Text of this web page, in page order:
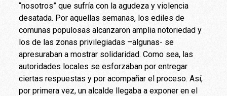
“nosotros” que sufría con la agudeza y violencia
desatada. Por aquellas semanas, los ediles de
comunas populosas alcanzaron amplia notoriedad y
los de las zonas privilegiadas –algunas- se
apresuraban a mostrar solidaridad. Como sea, las
autoridades locales se esforzaban por entregar
ciertas respuestas y por acompañar el proceso. Así,
por primera vez, un alcalde llegaba a exponer en el